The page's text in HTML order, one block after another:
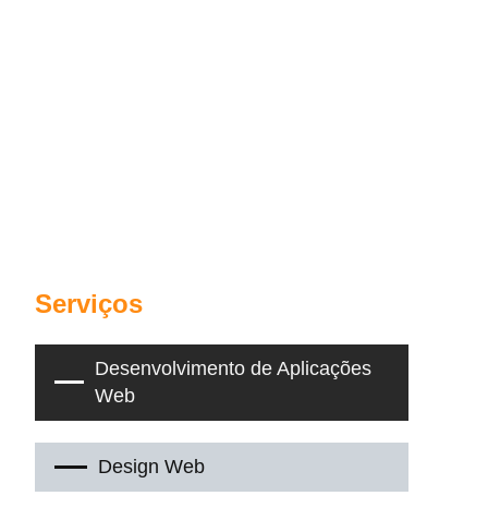
Serviços
Desenvolvimento de Aplicações
Web
Design Web